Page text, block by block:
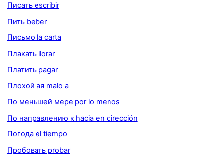
Писать escribir
Пить beber
Письмо la carta
Плакать llorar
Платить pagar
Плохой ая malo a
По меньшей мере por lo menos
По направлению к hacia en dirección
Погода el tiempo
Пробовать probar